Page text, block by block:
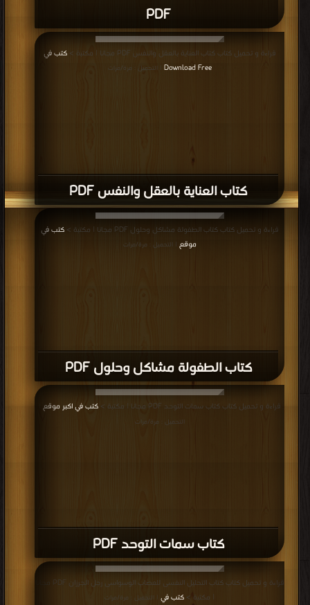
PDF
كتاب العناية بالعقل والنفس PDF
قراءة و تحميل كتاب كتاب العناية بالعقل والنفس PDF مجانا | مكتبة >
كتب في
Download Free
| التحميل : مرة/مرات
كتاب الطفولة مشاكل وحلول PDF
قراءة و تحميل كتاب كتاب الطفولة مشاكل وحلول PDF مجانا | مكتبة >
كتب في
موقع
| التحميل : مرة/مرات
كتاب سمات التوحد PDF
قراءة و تحميل كتاب كتاب سمات التوحد PDF مجانا | مكتبة > كتب في اكبر موقع
التحميل : مرة/مرات
| مكتبة > كتب في | التحميل : مرة/مرات